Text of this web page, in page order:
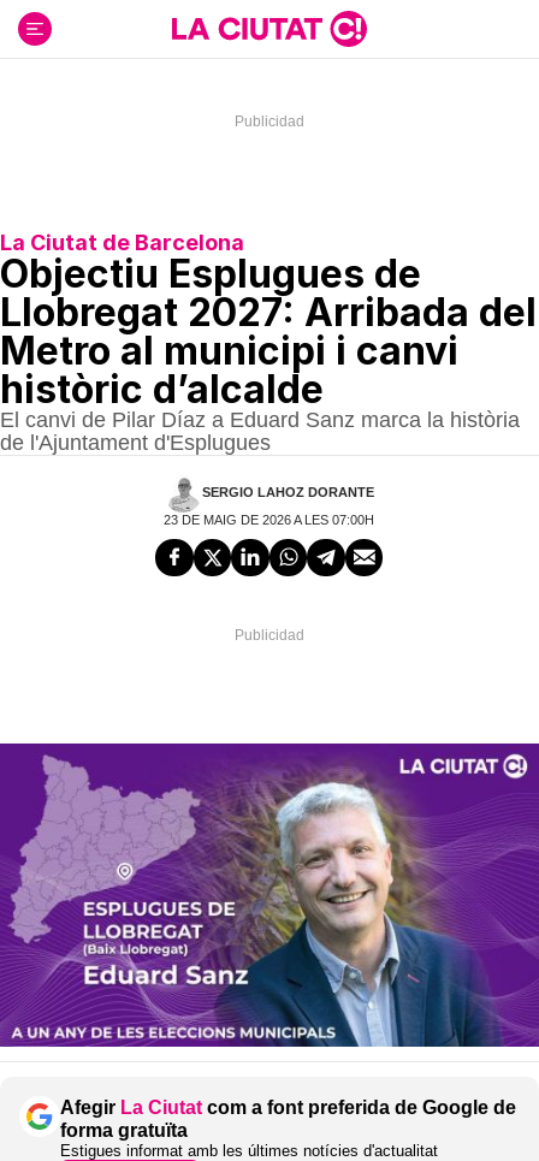
contenido
La Ciutat de Barcelona
Objectiu Esplugues de
Llobregat 2027: Arribada del
Metro al municipi i canvi
històric d’alcalde
El canvi de Pilar Díaz a Eduard Sanz marca la història
de l'Ajuntament d'Esplugues
SERGIO LAHOZ DORANTE
23 DE MAIG DE 2026 A LES 07:00H
Afegir La Ciutat com a font preferida de Google de
forma gratuïta
Estigues informat amb les últimes notícies d'actualitat